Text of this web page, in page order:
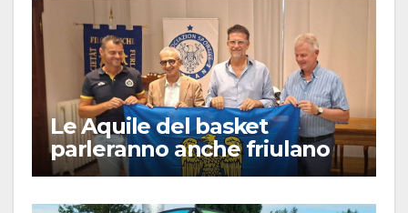
Le Aquile del basket
parleranno anche friulano